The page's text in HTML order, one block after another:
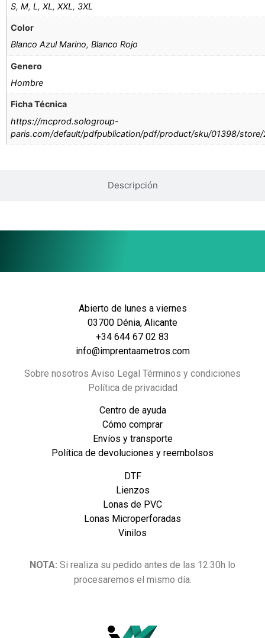
Descripción
S,M,L,XL,XXL, 3XL
Color
Blanco Azul Marino,Blanco Rojo
Genero
Hombre
Ficha Técnica
https://mcprod.sologroup-
paris.com/default/pdfpublication/pdf/product/sku/01398/
Abierto de lunes a viernes
03700 Dénia, Alicante
+34 644 67 02 83
info@imprentaametros.com
Sobre nosotros Aviso Legal Términos y condiciones
Política de privacidad
Centro de ayuda
Cómo comprar
Envíos y transporte
Política de devoluciones y reembolsos
DTF
Lienzos
Lonas de PVC
Lonas Microperforadas
Vinilos
NOTA: Si realiza su pedido antes de las 12:30h lo
procesaremos el mismo día.